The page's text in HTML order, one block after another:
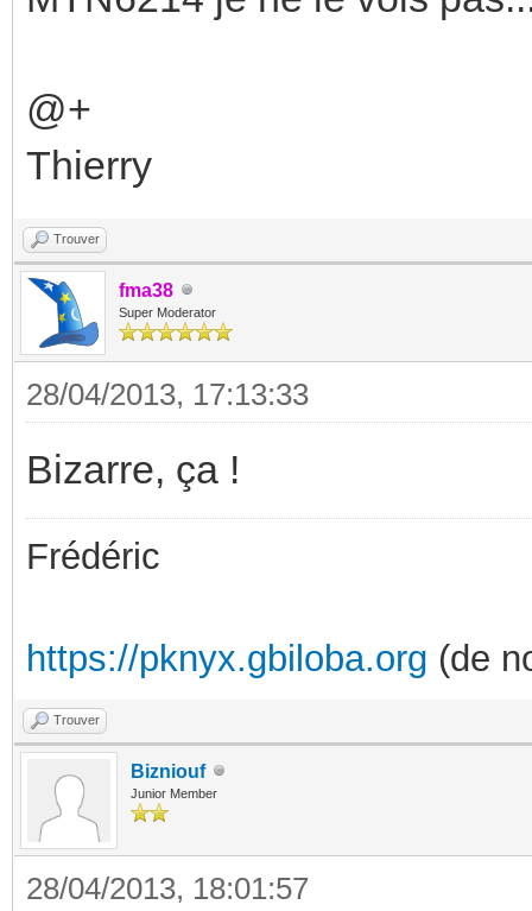
@+
Thierry
Trouver
fma38
Super Moderator
28/04/2013, 17:13:33
Bizarre, ça !
Frédéric
https://pknyx.gbiloba.org (de
Trouver
Bizniouf
Junior Member
28/04/2013, 18:01:57